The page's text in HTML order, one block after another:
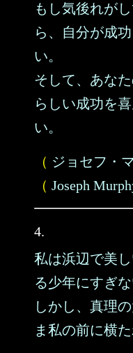
もし気後れが
ら、自分が成
い。
そして、あな
らしい成功を
い。
（ ジョセフ・
（ Joseph
4.
私は浜辺で美
る少年にすぎな
しかし、真理
ま私の前に横